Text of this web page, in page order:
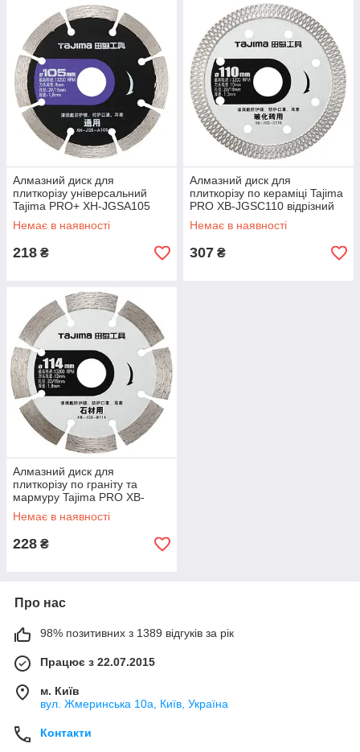
Алмазний диск для
плиткорізу універсальний
Tajima PRO+ XH-JGSA105
відрізний 105 х 1,8 х 20 мм
Немає в наявності
218 ₴
Алмазний диск для
плиткорізу по кераміці Tajima
PRO XB-JGSC110 відрізний
110 х 1,3 х 20 мм
Немає в наявності
307 ₴
Алмазний диск для
плиткорізу по граніту та
мармуру Tajima PRO XB-
JGSB114 відрізний 114 х 1,8 х
20 мм
Немає в наявності
228 ₴
Про нас
98% позитивних з 1389 відгуків за рік
Працює з 22.07.2015
м. Київ
вул. Жмеринська 10а, Київ, Україна
Контакти